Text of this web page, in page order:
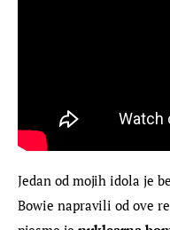
Jedan od mojih idola je
Bowie napravili od ove